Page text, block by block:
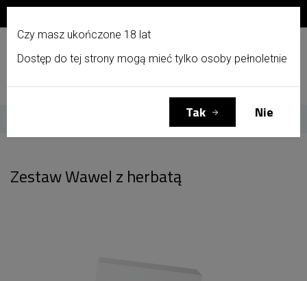
Menu Zaloguj się Koszyk (0)
Zestaw Wawel z herbatą
Czy masz ukończone 18 lat
Dostęp do tej strony mogą mieć tylko osoby pełnoletnie
Tak Nie